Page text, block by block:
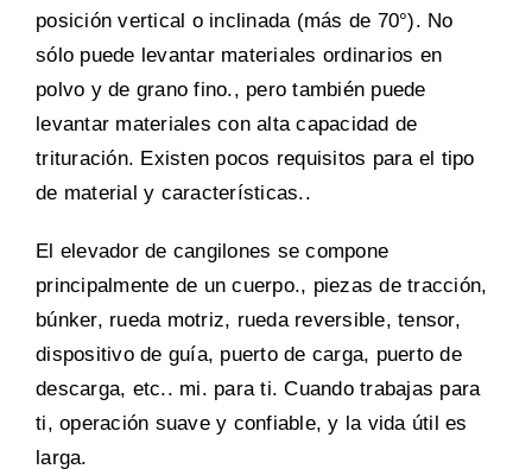
posición vertical o inclinada (más de 70°). No
sólo puede levantar materiales ordinarios en
polvo y de grano fino., pero también puede
levantar materiales con alta capacidad de
trituración. Existen pocos requisitos para el tipo
de material y características..
El elevador de cangilones se compone
principalmente de un cuerpo., piezas de tracción,
búnker, rueda motriz, rueda reversible, tensor,
dispositivo de guía, puerto de carga, puerto de
descarga, etc.. mi. para ti. Cuando trabajas para
ti, operación suave y confiable, y la vida útil es
larga.